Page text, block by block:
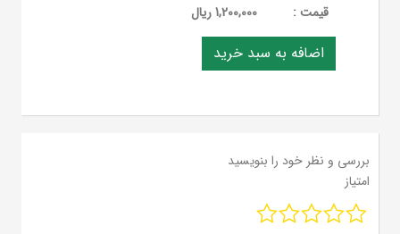
قيمت :
1,200,000 ریال
بررسی و نظر خود را بنویسید
امتیاز